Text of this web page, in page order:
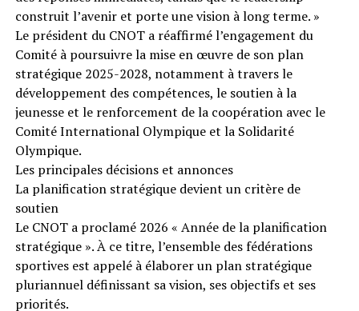
construit l’avenir et porte une vision à long terme. »
Le président du CNOT a réaffirmé l’engagement du
Comité à poursuivre la mise en œuvre de son plan
stratégique 2025-2028, notamment à travers le
développement des compétences, le soutien à la
jeunesse et le renforcement de la coopération avec le
Comité International Olympique et la Solidarité
Olympique.
Les principales décisions et annonces
La planification stratégique devient un critère de
soutien
Le CNOT a proclamé 2026 « Année de la planification
stratégique ». À ce titre, l’ensemble des fédérations
sportives est appelé à élaborer un plan stratégique
pluriannuel définissant sa vision, ses objectifs et ses
priorités.